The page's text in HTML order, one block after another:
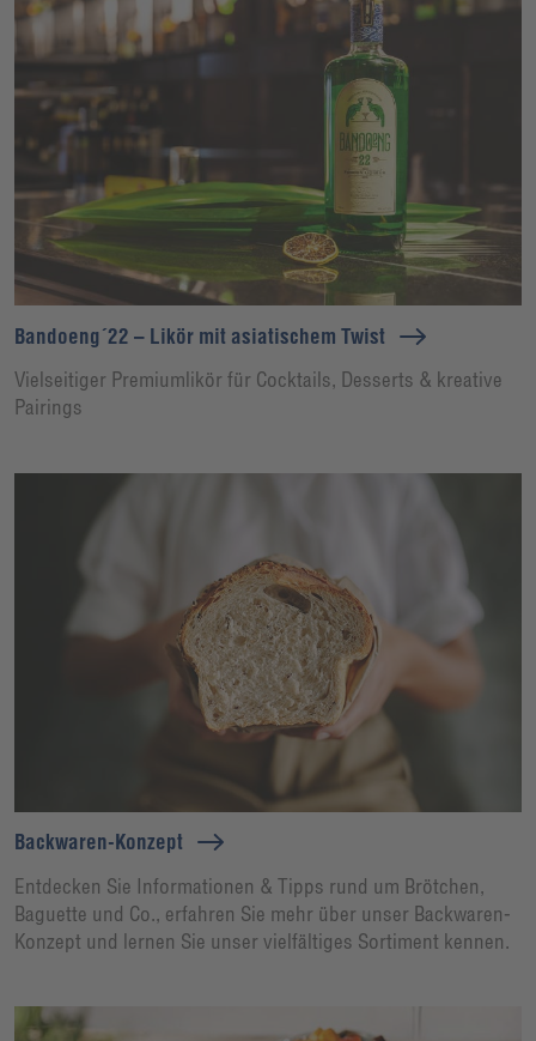
Bandoeng´22 – Likör mit asiatischem Twist
Vielseitiger Premiumlikör für Cocktails, Desserts & kreative
Pairings
Backwaren-Konzept
Entdecken Sie Informationen & Tipps rund um Brötchen,
Baguette und Co., erfahren Sie mehr über unser Backwaren-
Konzept und lernen Sie unser vielfältiges Sortiment kennen.